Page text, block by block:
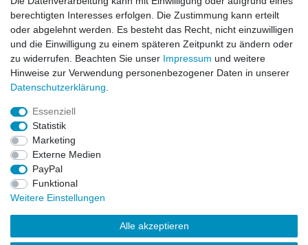
Abonnieren
** Hierbei handelt es sich um ein Pflichtfeld.
berechtigten Interesses erfolgen. Die Zustimmung kann erteilt
oder abgelehnt werden. Es besteht das Recht, nicht einzuwilligen
und die Einwilligung zu einem späteren Zeitpunkt zu ändern oder
zu widerrufen. Beachten Sie unser Impressum und weitere
Hinweise zur Verwendung personenbezogener Daten in unserer
Daten­schutz­erklärung
Essenziell
Statistik
Marketing
Externe Medien
PayPal
Funktional
Weitere Einstellungen
Alle akzeptieren